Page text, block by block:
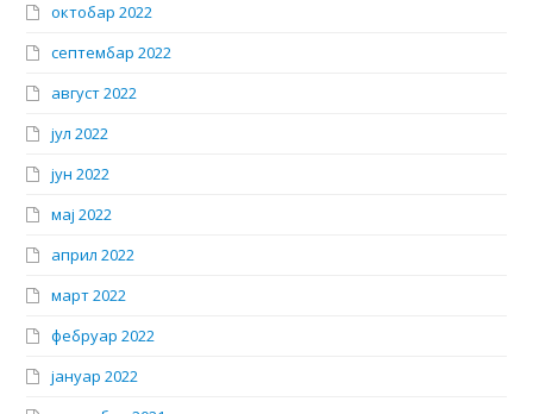
октобар 2022
септембар 2022
август 2022
јул 2022
јун 2022
мај 2022
април 2022
март 2022
фебруар 2022
јануар 2022